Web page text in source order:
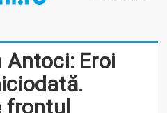
Antoci: Eroi
frontul